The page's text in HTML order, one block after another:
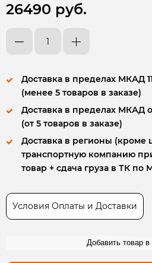
26490 руб.
Доставка в пределах МКАД
(менее 5 товаров в заказе)
Доставка в пределах МКАД
(от 5 товаров в заказе)
Доставка в регионы (кроме
транспортную компанию
товар + сдача груза в ТК по
Условия Оплаты и Доставки
Добавить товар в